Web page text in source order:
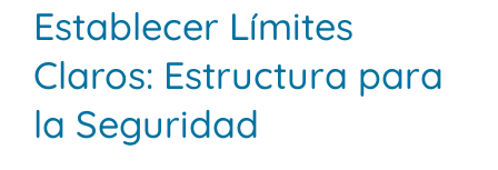
Establecer Límites
Claros: Estructura para
la Seguridad